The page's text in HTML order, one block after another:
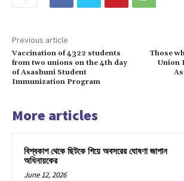
Previous article
Vaccination of 4322 students
from two unions on the 4th day
of Asashuni Student
Immunization Program
Those
Union
More articles
বিশ্বকাপ থেকে ছিটকে গিয়ে অবসরের ঘোষণা জাপান
অধিনায়কের
June 12, 2026